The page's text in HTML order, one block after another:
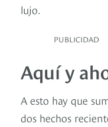
lujo.
PUBLICIDAD
Aquí y
A esto hay que
dos hechos